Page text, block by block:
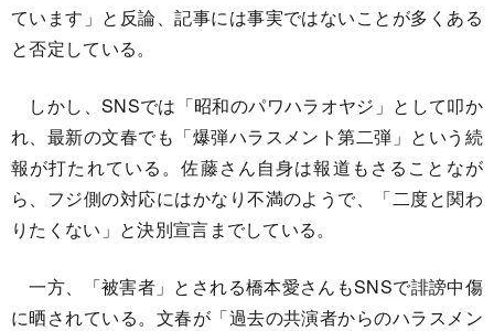
ています」と反論、記事には事実ではないことが多くある
と否定している。
しかし、SNSでは「昭和のパワハラオヤジ」として叩か
れ、最新の文春でも「爆弾ハラスメント第二弾」という続
報が打たれている。佐藤さん自身は報道もさることなが
ら、フジ側の対応にはかなり不満のようで、「二度と関わ
りたくない」と決別宣言までしている。
一方、「被害者」とされる橋本愛さんもSNSで誹謗中傷
に晒されている。文春が「過去の共演者からのハラスメン